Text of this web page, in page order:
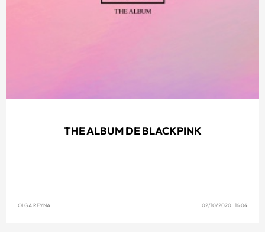
THE ALBUM DE BLACKPINK
OLGA REYNA 02/10/2020 16:04